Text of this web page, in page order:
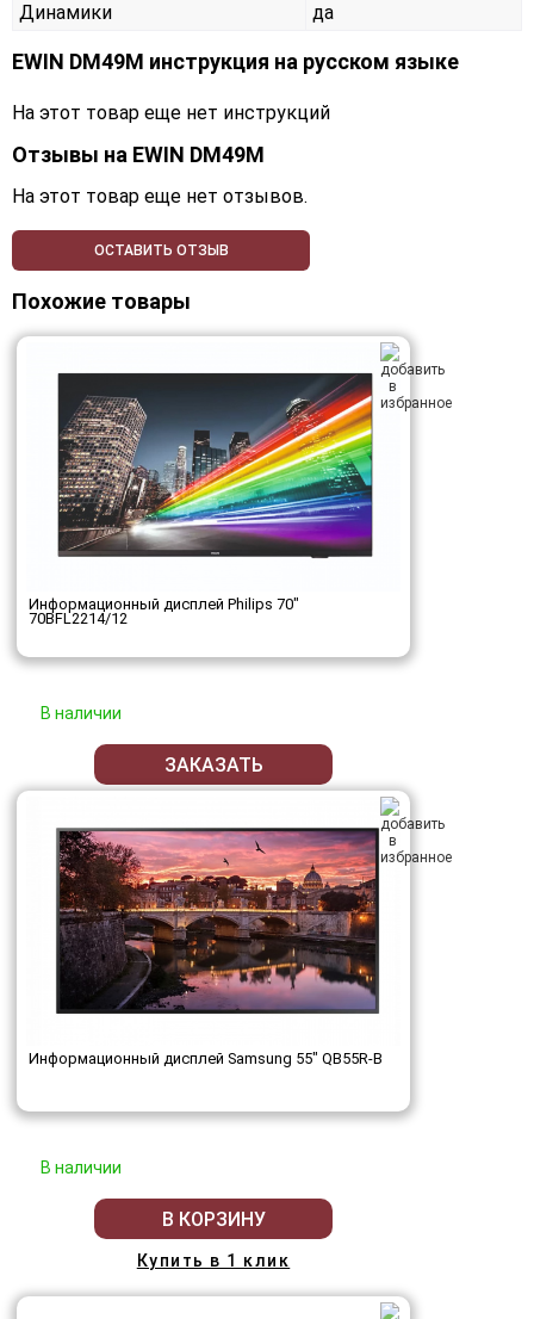
Динамики
да
EWIN DM49M инструкция на русском языке
На этот товар еще нет инструкций
Отзывы на EWIN DM49M
На этот товар еще нет отзывов.
ОСТАВИТЬ ОТЗЫВ
Похожие товары
Информационный дисплей Philips 70"
70BFL2214/12
В наличии
ЗАКАЗАТЬ
Информационный дисплей Samsung 55" QB55R-B
В наличии
В КОРЗИНУ
Купить в 1 клик